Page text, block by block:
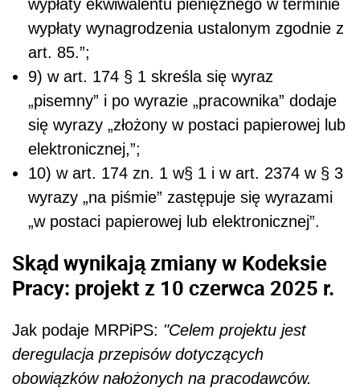
wypłaty ekwiwalentu pieniężnego w terminie
wypłaty wynagrodzenia ustalonym zgodnie z
art. 85.”;
9) w art. 174 § 1 skreśla się wyraz
„pisemny” i po wyrazie „pracownika” dodaje
się wyrazy „złożony w postaci papierowej lub
elektronicznej,”;
10) w art. 174 zn. 1 w§ 1 i w art. 2374 w § 3
wyrazy „na piśmie” zastępuje się wyrazami
„w postaci papierowej lub elektronicznej”.
Skąd wynikają zmiany w Kodeksie
Pracy: projekt z 10 czerwca 2025 r.
Jak podaje MRPiPS: "Celem projektu jest
deregulacja przepisów dotyczących
obowiązków nałożonych na pracodawców.